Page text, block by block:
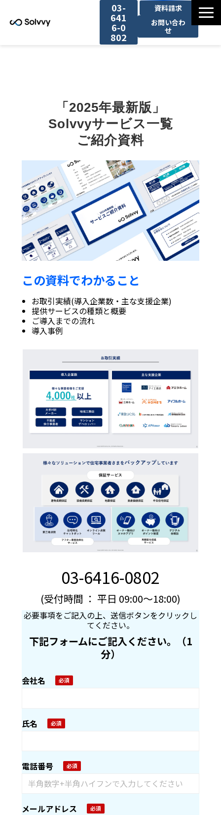
03-
641
6-0
802
資料請求
お問い合わ
せ
「2025年最新版」
Solvvyサービス一覧
ご紹介資料
この資料でわかること
お取引実績(導入企業数・主な支援企業)
提供サービスの種類と概要
ご導入までの流れ
導入事例
03-6416-0802
(受付時間 ： 平日 09:00～18:00)
必要事項をご記入の上、送信ボタンをクリックし
てください。
下記フォームにご記入ください。（1
分）
会社名
氏名
電話番号
メールアドレス